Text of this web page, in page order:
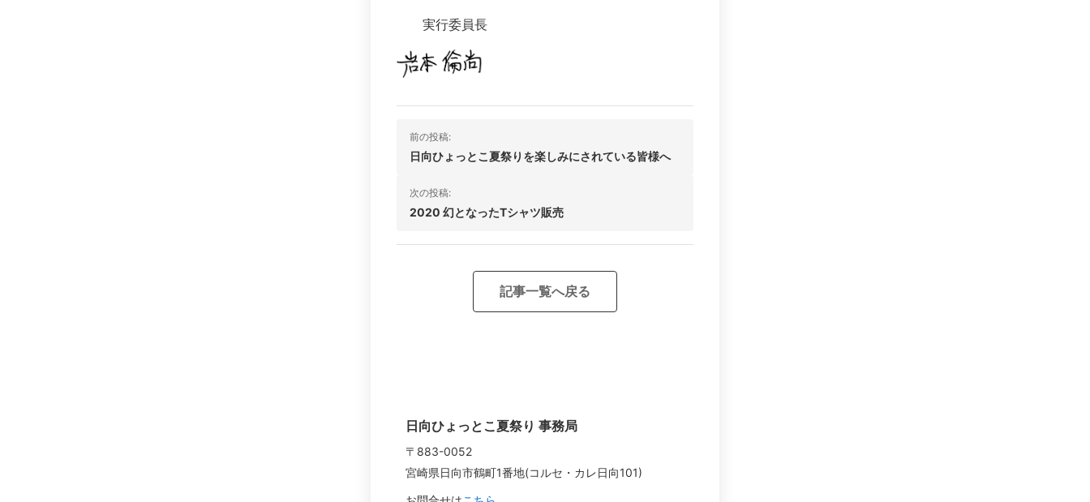
実行委員長
投
稿
ナ
ビ
ゲ
前の投稿:
日向ひょっとこ夏祭りを楽しみにされている皆様へ
次の投稿:
2020 幻となったTシャツ販売
記事一覧へ戻る
日向ひょっとこ夏祭り 事務局
〒883-0052
宮崎県日向市鶴町1番地(コルセ・カレ日向101)